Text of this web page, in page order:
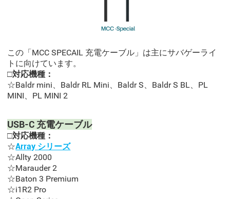
この「MCC SPECAIL 充電ケーブル」は主にサバゲーライ
トに向けています。
□対応機種：
☆Baldr mini、Baldr RL Mini、Baldr S、Baldr S BL、PL
MINI、PL MINI 2
USB-C 充電ケーブル
□対応機種：
☆Array シリーズ
☆Allty 2000
☆Marauder 2
☆Baton 3 Premium
☆i1R2 Pro